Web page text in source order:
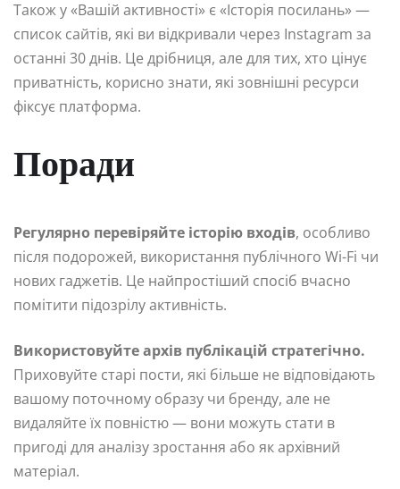
Також у «Вашій активності» є «Історія посилань» —
список сайтів, які ви відкривали через Instagram за
останні 30 днів. Це дрібниця, але для тих, хто цінує
приватність, корисно знати, які зовнішні ресурси
фіксує платформа.
Поради
Регулярно перевіряйте історію входів, особливо
після подорожей, використання публічного Wi-Fi чи
нових гаджетів. Це найпростіший спосіб вчасно
помітити підозрілу активність.
Використовуйте архів публікацій стратегічно.
Приховуйте старі пости, які більше не відповідають
вашому поточному образу чи бренду, але не
видаляйте їх повністю — вони можуть стати в
пригоді для аналізу зростання або як архівний
матеріал.